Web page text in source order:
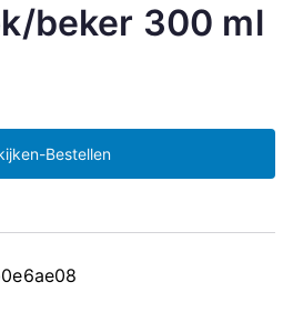
beker 300 ml
Bestellen